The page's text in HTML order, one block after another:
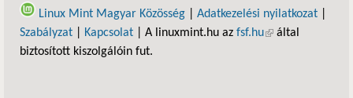
Linux Mint Magyar Közösség
Adatkezelési nyilatkozat
Szabályzat
Kapcsolat | A linuxmint.hu az fsf.hu(külső hivatkozás)
által
biztosított kiszolgálóin fut.